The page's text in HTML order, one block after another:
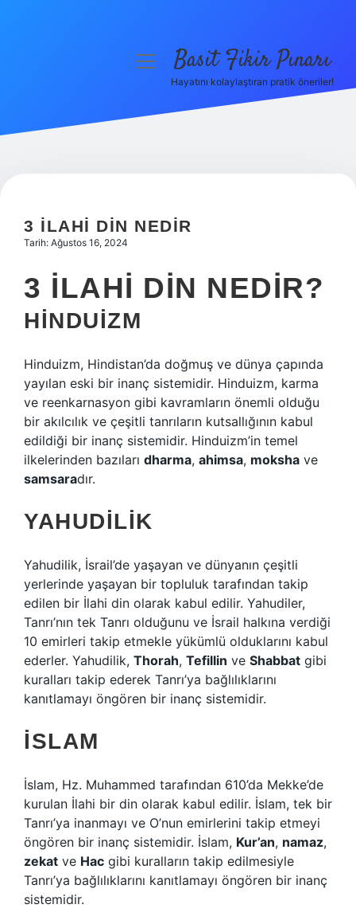
Hakkımızda
menüyüBasit Fikir Pınarı
Hayatını kolaylaştıran pratik öneriler!
3 ILAHI DIN NEDIR
Tarih: Ağustos 16, 2024
3 İLAHI DIN NEDIR?
HINDUIZM
Hinduizm, Hindistan’da doğmuş ve dünya çapında
yayılan eski bir inanç sistemidir. Hinduizm, karma
ve reenkarnasyon gibi kavramların önemli olduğu
bir akılcılık ve çeşitli tanrıların kutsallığının kabul
edildiği bir inanç sistemidir. Hinduizm’in temel
ilkelerinden bazıları dharma, ahimsa, moksha ve
samsaradır.
YAHUDILIK
Yahudilik, İsrail’de yaşayan ve dünyanın çeşitli
yerlerinde yaşayan bir topluluk tarafından takip
edilen bir İlahi din olarak kabul edilir. Yahudiler,
Tanrı’nın tek Tanrı olduğunu ve İsrail halkına verdiği
10 emirleri takip etmekle yükümlü olduklarını kabul
ederler. Yahudilik, Thorah, Tefillin ve Shabbat gibi
kuralları takip ederek Tanrı’ya bağlılıklarını
kanıtlamayı öngören bir inanç sistemidir.
İSLAM
İslam, Hz. Muhammed tarafından 610’da Mekke’de
kurulan İlahi bir din olarak kabul edilir. İslam, tek bir
Tanrı’ya inanmayı ve O’nun emirlerini takip etmeyi
öngören bir inanç sistemidir. İslam, Kur’an, namaz,
zekat ve Hac gibi kuralların takip edilmesiyle
Tanrı’ya bağlılıklarını kanıtlamayı öngören bir inanç
sistemidir.